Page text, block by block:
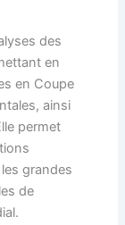
des
en
en Coupe
ainsi
permet
grandes
de